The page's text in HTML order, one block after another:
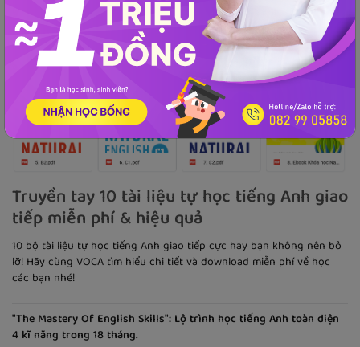
Truyền tay 10 tài liệu tự học tiếng Anh giao
tiếp miễn phí & hiệu quả
10 bộ tài liệu tự học tiếng Anh giao tiếp cực hay bạn không nên bỏ
lỡ! Hãy cùng VOCA tìm hiểu chi tiết và download miễn phí về học
các bạn nhé!
"The Mastery Of English Skills": Lộ trình học tiếng Anh toàn diện
4 kĩ năng trong 18 tháng.